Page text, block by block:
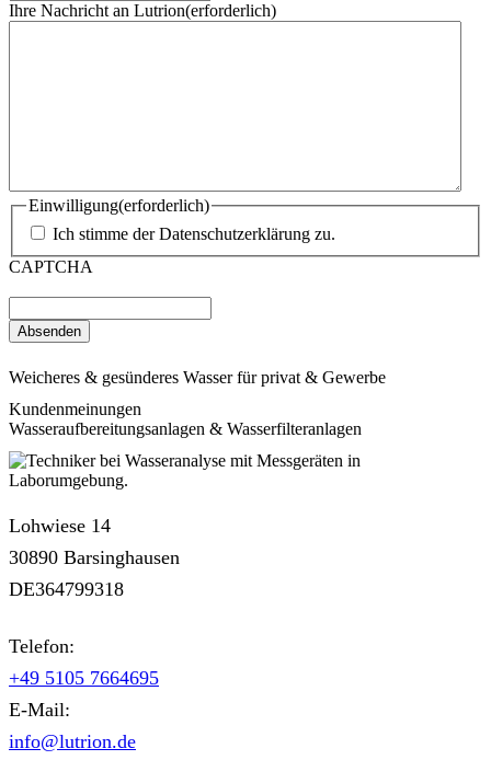
Ihre Nachricht an Lutrion(erforderlich)
Einwilligung(erforderlich)
Ich stimme der Datenschutzerklärung zu.
CAPTCHA
Weicheres & gesünderes Wasser für privat & Gewerbe
Kundenmeinungen
Wasseraufbereitungsanlagen & Wasserfilteranlagen
Lohwiese 14
30890 Barsinghausen
DE364799318
Telefon:
+49 5105 7664695
E-Mail:
info@lutrion.de